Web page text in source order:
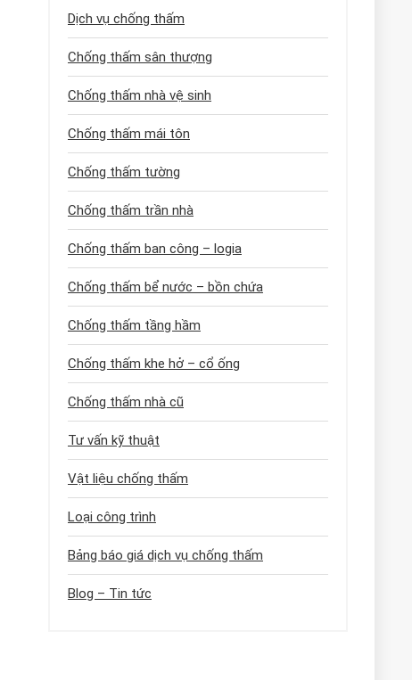
Dịch vụ chống thấm
Chống thấm sân thượng
Chống thấm nhà vệ sinh
Chống thấm mái tôn
Chống thấm tường
Chống thấm trần nhà
Chống thấm ban công – logia
Chống thấm bể nước – bồn chứa
Chống thấm tầng hầm
Chống thấm khe hở – cổ ống
Chống thấm nhà cũ
Tư vấn kỹ thuật
Vật liệu chống thấm
Loại công trình
Bảng báo giá dịch vụ chống thấm
Blog – Tin tức